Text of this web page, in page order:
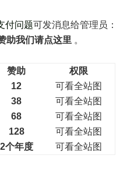
付问题可发消息给管理员：
助我们请点这里 。
赞助
权限
12
可看全站图
38
可看全站图
68
可看全站图
128
可看全站图
2个年度 可看全站图